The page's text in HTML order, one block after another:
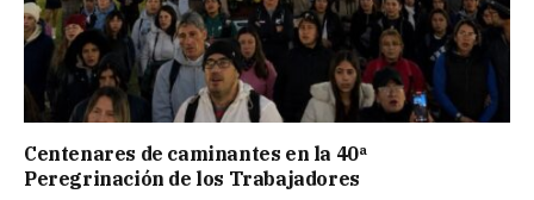
Centenares de caminantes en la 40ª
Peregrinación de los Trabajadores